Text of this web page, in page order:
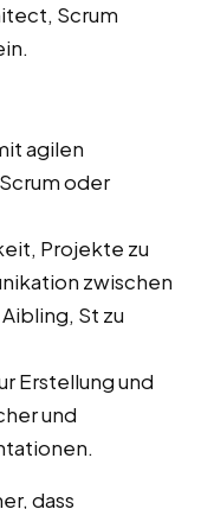
Scrum
agilen
oder
Projekte zu
zwischen
St zu
Erstellung und
und
dass